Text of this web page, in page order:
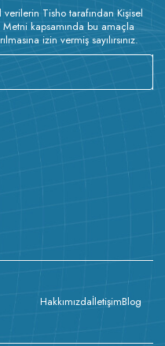
Tisho tarafından Kişisel
kapsamında bu amaçla
izin vermiş sayılırsınız.
HakkımızdaİletişimBlog